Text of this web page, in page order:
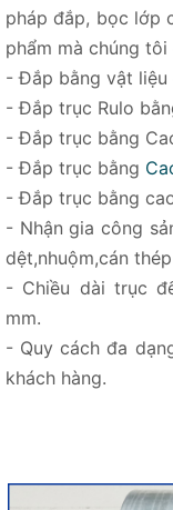
pháp đắp, bọc lớp
phẩm mà chúng
- Đắp bằng vật liệu
- Đắp trục Rulo
- Đắp trục bằng
- Đắp trục bằng
- Đắp trục bằng
- Nhận gia công
dệt,nhuộm,cán
- Chiều dài trục
mm.
- Quy cách đa
khách hàng.